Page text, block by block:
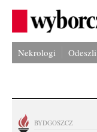
Nekrologi Odeszli
BYDGOSZCZ